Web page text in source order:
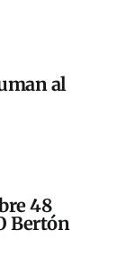
al
48
Bertón